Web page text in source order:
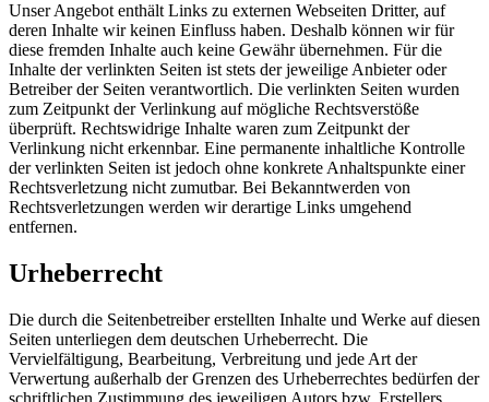
Unser Angebot enthält Links zu externen Webseiten Dritter, auf
deren Inhalte wir keinen Einfluss haben. Deshalb können wir für
diese fremden Inhalte auch keine Gewähr übernehmen. Für die
Inhalte der verlinkten Seiten ist stets der jeweilige Anbieter oder
Betreiber der Seiten verantwortlich. Die verlinkten Seiten wurden
zum Zeitpunkt der Verlinkung auf mögliche Rechtsverstöße
überprüft. Rechtswidrige Inhalte waren zum Zeitpunkt der
Verlinkung nicht erkennbar. Eine permanente inhaltliche Kontrolle
der verlinkten Seiten ist jedoch ohne konkrete Anhaltspunkte einer
Rechtsverletzung nicht zumutbar. Bei Bekanntwerden von
Rechtsverletzungen werden wir derartige Links umgehend
entfernen.
Urheberrecht
Die durch die Seitenbetreiber erstellten Inhalte und Werke auf diesen
Seiten unterliegen dem deutschen Urheberrecht. Die
Vervielfältigung, Bearbeitung, Verbreitung und jede Art der
Verwertung außerhalb der Grenzen des Urheberrechtes bedürfen der